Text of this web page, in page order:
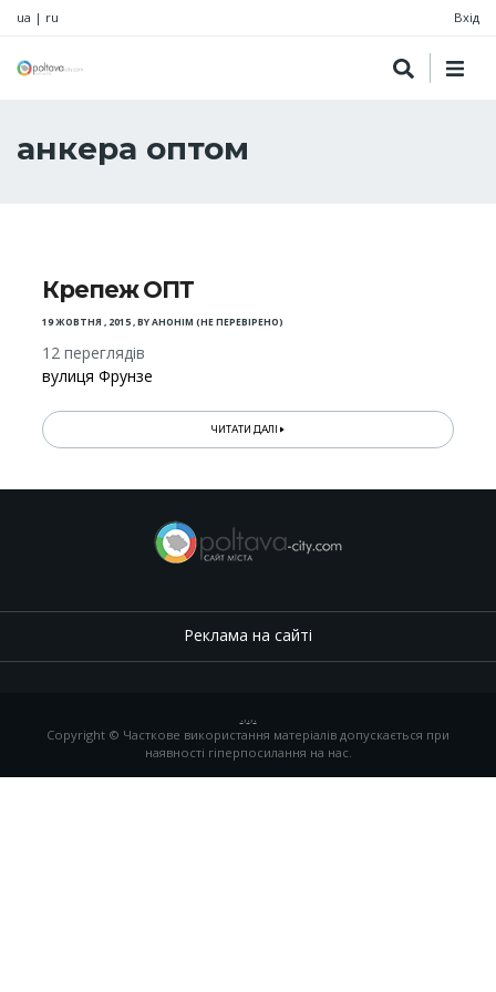
ua | ru Вхід
анкера оптом
Крепеж ОПТ
19 ЖОВТНЯ , 2015,BYАНОНІМ (НЕ ПЕРЕВІРЕНО)
12 переглядів
вулиця Фрунзе
ЧИТАТИ ДАЛІ
Реклама на сайті
, ,
Copyright © Часткове використання матеріалів допускається при
наявності гіперпосилання на нас.